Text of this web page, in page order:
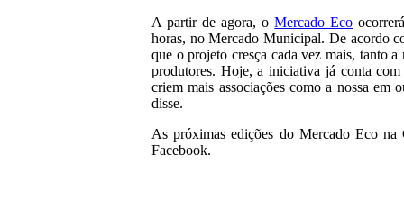
A partir de agora, oMercado Eco
horas, no Mercado Municipal. De acordo
que o projeto cresça cada vez mais, tanto
produtores. Hoje, a iniciativa já conta
criem mais associações como a nossa
disse.
As próximas edições do Mercado Eco
Facebook.